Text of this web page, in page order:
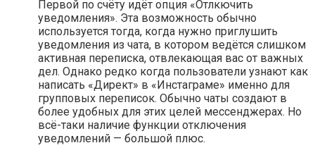
Первой по счёту идёт опция «Отлкючить
уведомления». Эта возможность обычно
используется тогда, когда нужно приглушить
уведомления из чата, в котором ведётся слишком
активная переписка, отвлекающая вас от важных
дел. Однако редко когда пользователи узнают как
написать «Директ» в «Инстаграме» именно для
групповых переписок. Обычно чаты создают в
более удобных для этих целей мессенджерах. Но
всё-таки наличие функции отключения
уведомлений — большой плюс.